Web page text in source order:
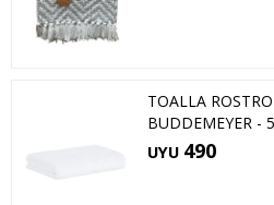
TOALLA
BUDDEMEYER -
UYU 490